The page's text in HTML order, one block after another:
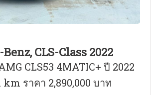
CLS-Class 2022
CLS53 4MATIC+ ปี 2022
ราคา 2,890,000 บาท